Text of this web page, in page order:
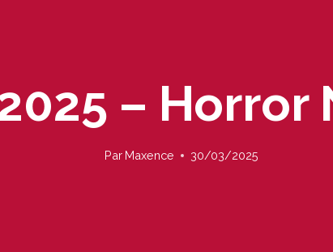
– Horror
Par Maxence 30/03/2025